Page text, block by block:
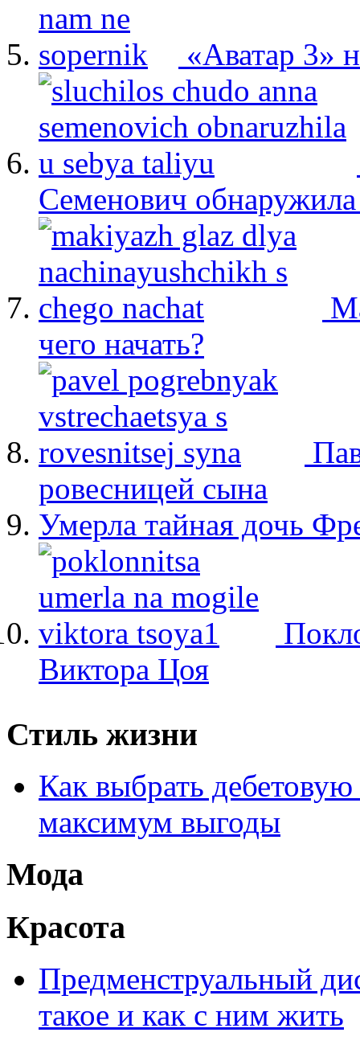
«Аватар 3»
Семенович
чего начать?
ровесницей сына
Умерла тайная дочь
Виктора Цоя
Стиль жизни
Как выбрать дебетовую
максимум выгоды
Мода
Красота
Предменструальный
такое и как с ним жить